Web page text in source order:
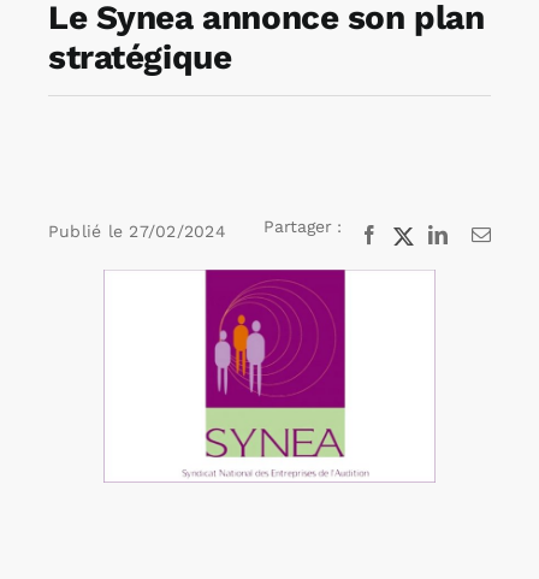
Agenda
Annonces emploi
Le Synea annonce son plan
stratégique
Publié le 27/02/2024 Partager : Facebook
X LinkedInEmail